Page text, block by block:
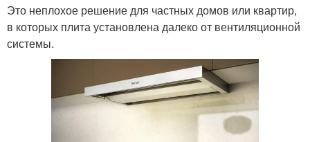
Это неплохое решение для частных домов или квартир,
в которых плита установлена далеко от вентиляционной
системы.